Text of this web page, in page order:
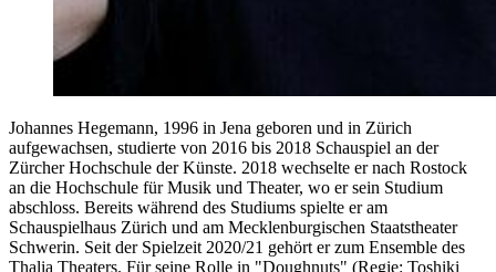
Johannes Hegemann, 1996 in Jena geboren und in Zürich
aufgewachsen, studierte von 2016 bis 2018 Schauspiel an der
Zürcher Hochschule der Künste. 2018 wechselte er nach Rostock
an die Hochschule für Musik und Theater, wo er sein Studium
abschloss. Bereits während des Studiums spielte er am
Schauspielhaus Zürich und am Mecklenburgischen Staatstheater
Schwerin. Seit der Spielzeit 2020/21 gehört er zum Ensemble des
Thalia Theaters. Für seine Rolle in "Doughnuts" (Regie: Toshiki